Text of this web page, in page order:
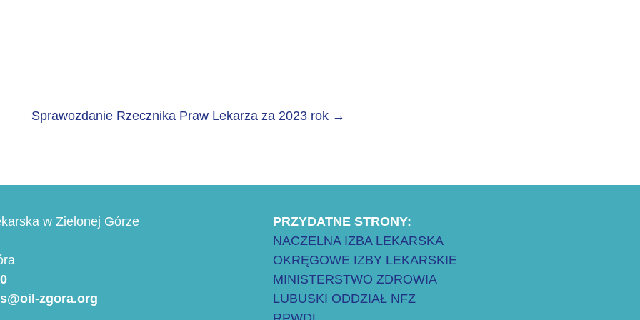
Sprawozdanie Rzecznika Praw Lekarza za 2023 rok →
w Zielonej Górze
zgora.org
PRZYDATNE STRONY:
NACZELNA IZBA LEKARSKA
OKRĘGOWE IZBY LEKARSKIE
MINISTERSTWO ZDROWIA
LUBUSKI ODDZIAŁ NFZ